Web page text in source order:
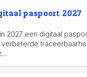
paspoort 2027
2027 een digitaal